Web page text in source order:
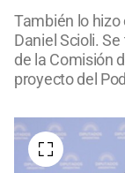
También lo hizo
Daniel Scioli.
de la Comisión
proyecto del